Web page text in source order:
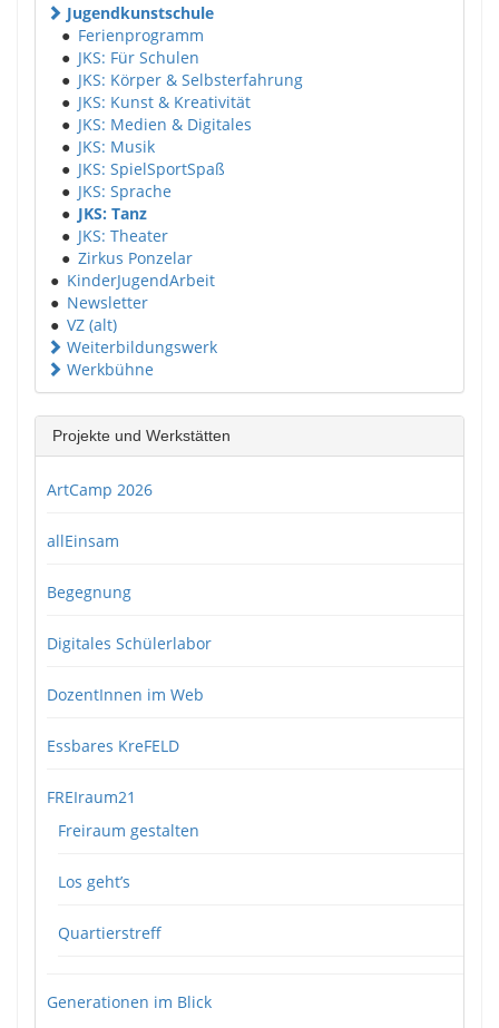
Jugendkunstschule
● Ferienprogramm
● JKS: Für Schulen
● JKS: Körper & Selbsterfahrung
● JKS: Kunst & Kreativität
● JKS: Medien & Digitales
● JKS: Musik
● JKS: SpielSportSpaß
● JKS: Sprache
● JKS: Tanz
● JKS: Theater
● Zirkus Ponzelar
● KinderJugendArbeit
● Newsletter
● VZ (alt)
Weiterbildungswerk
Werkbühne
Projekte und Werkstätten
ArtCamp 2026
allEinsam
Begegnung
Digitales Schülerlabor
DozentInnen im Web
Essbares KreFELD
FREIraum21
Freiraum gestalten
Los geht’s
Quartierstreff
Generationen im Blick